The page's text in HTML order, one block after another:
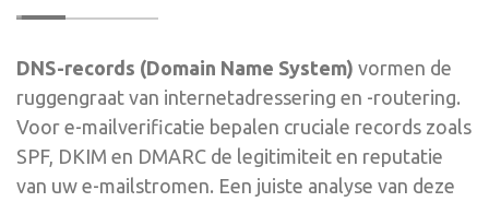
DNS-records (Domain Name System) vormen de
ruggengraat van internetadressering en -routering.
Voor e-mailverificatie bepalen cruciale records zoals
SPF, DKIM en DMARC de legitimiteit en reputatie
van uw e-mailstromen. Een juiste analyse van deze